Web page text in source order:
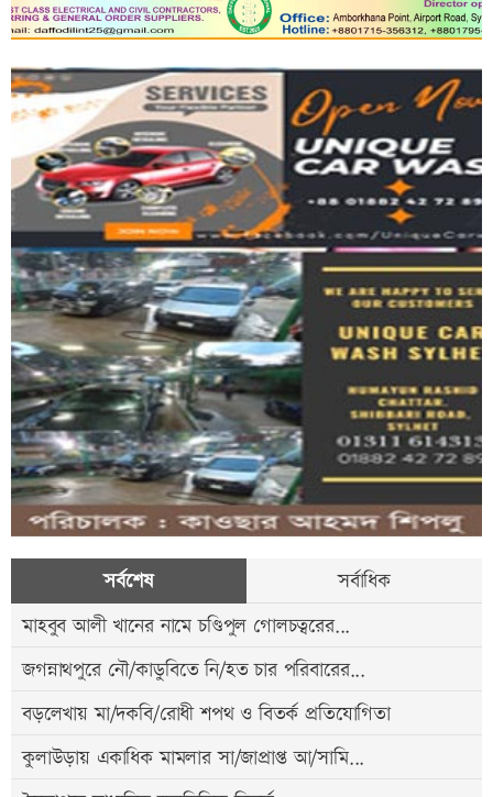
সর্বশেষ
সর্বাধিক
মাহবুব আলী খানের নামে চণ্ডিপুল গোলচত্বরের...
জগন্নাথপুরে নৌ/কাডুবিতে নি/হত চার পরিবারের...
বড়লেখায় মা/দকবি/রোধী শপথ ও বিতর্ক প্রতিযোগিতা
কুলাউড়ায় একাধিক মামলার সা/জাপ্রাপ্ত আ/সামি...